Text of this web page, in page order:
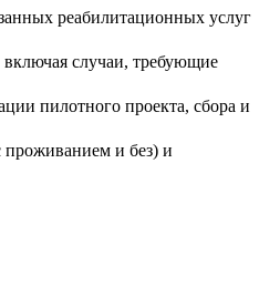
реабилитационных услуг
включая случаи, требующие
пилотного проекта, сбора и
проживанием и без) и